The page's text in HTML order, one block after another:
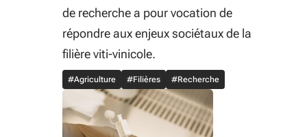
de recherche a pour vocation de
répondre aux enjeux sociétaux de la
filière viti-vinicole.
#Agriculture #Filières #Recherche